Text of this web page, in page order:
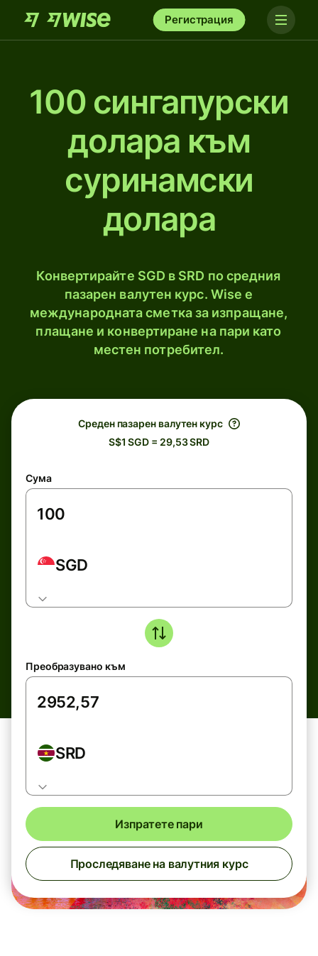
Регистрация
100 сингапурски
долара към
суринамски
долара
Конвертирайте SGD в SRD по средния
пазарен валутен курс. Wise е
международната сметка за изпращане,
плащане и конвертиране на пари като
местен потребител.
Среден пазарен валутен курс
S$1 SGD = 29,53 SRD
Сума
SGD
Преобразувано към
SRD
Изпратете пари
Проследяване на валутния курс